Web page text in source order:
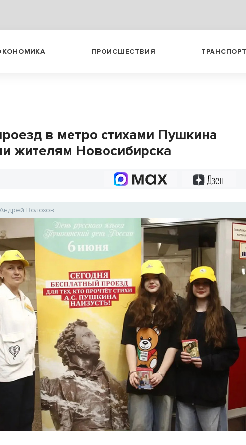
ПРОИСШЕСТВИЯ ТРАНСПОРТ
в метро стихами Пушкина
жителям Новосибирска
Андрей Волохов